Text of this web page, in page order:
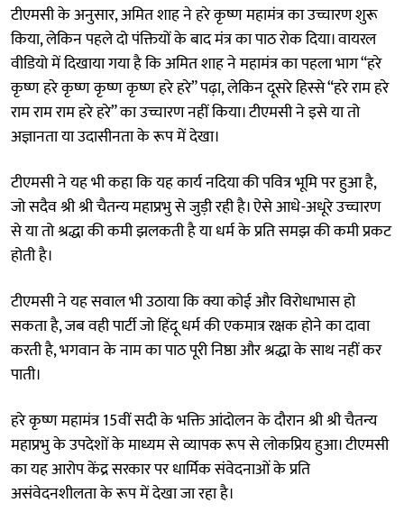
टीएमसी के अनुसार, अमित शाह ने हरे कृष्ण महामंत्र का उच्चारण शुरू
किया, लेकिन पहले दो पंक्तियों के बाद मंत्र का पाठ रोक दिया। वायरल
वीडियो में दिखाया गया है कि अमित शाह ने महामंत्र का पहला भाग “हरे
कृष्ण हरे कृष्ण कृष्ण कृष्ण हरे हरे” पढ़ा, लेकिन दूसरे हिस्से “हरे राम हरे
राम राम राम हरे हरे” का उच्चारण नहीं किया। टीएमसी ने इसे या तो
अज्ञानता या उदासीनता के रूप में देखा।
टीएमसी ने यह भी कहा कि यह कार्य नदिया की पवित्र भूमि पर हुआ है,
जो सदैव श्री श्री चैतन्य महाप्रभु से जुड़ी रही है। ऐसे आधे-अधूरे उच्चारण
से या तो श्रद्धा की कमी झलकती है या धर्म के प्रति समझ की कमी प्रकट
होती है।
टीएमसी ने यह सवाल भी उठाया कि क्या कोई और विरोधाभास हो
सकता है, जब वही पार्टी जो हिंदू धर्म की एकमात्र रक्षक होने का दावा
करती है, भगवान के नाम का पाठ पूरी निष्ठा और श्रद्धा के साथ नहीं कर
पाती।
हरे कृष्ण महामंत्र 15वीं सदी के भक्ति आंदोलन के दौरान श्री श्री चैतन्य
महाप्रभु के उपदेशों के माध्यम से व्यापक रूप से लोकप्रिय हुआ। टीएमसी
का यह आरोप केंद्र सरकार पर धार्मिक संवेदनाओं के प्रति
असंवेदनशीलता के रूप में देखा जा रहा है।